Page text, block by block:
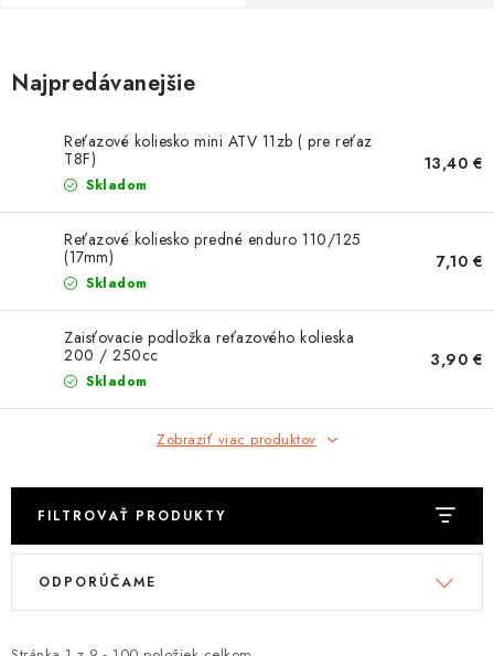
NÁHRADNÉ DIELY
MONTÁŽNE SLUŽBY
ZNAČKY
Moja objednávka
Návody na montáž
Reklamácia a vrátenie tovaru
Obchodné podmienky
Ochrana osobných údajov
Tabuľky veľkostí odevov, prilieb a obuvi rôznych značiek
Najpredávanejšie
Reťazové koliesko mini ATV 11zb ( pre reťaz
T8F)
Skladom
13,40 €
Reťazové koliesko predné enduro 110/125
(17mm)
Skladom
7,10 €
Zaisťovacie podložka reťazového kolieska
200 / 250cc
Skladom
3,90 €
Zobraziť viac produktov
FILTROVAŤ PRODUKTY
V
R
ODPORÚČAME